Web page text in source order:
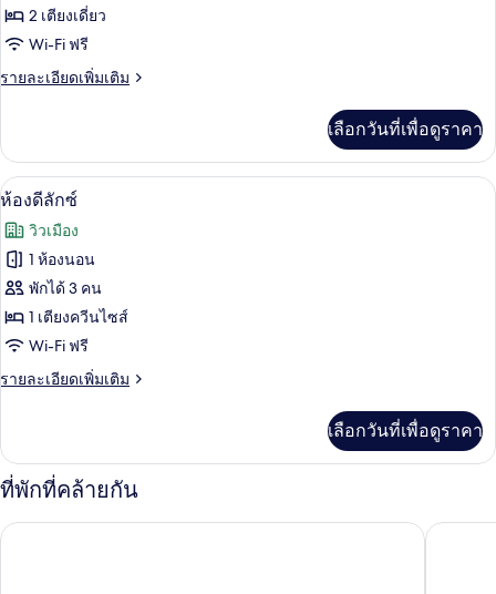
น
ของ
ห้อง
ดี
ซ์
ทวิน
2 เตียงเดี่ยว
Wi-Fi ฟรี
รายละเอียดเพิ่มเติม
ราย
เกี่ยว
กับ
ห้อง
ลัก
ซ์
ทวิ
น
เลือกวันที่เพื่อดูราคา
เปิด
ภาพถ่าย
ทั้งหมด
ของ
ห้อง
ดี
ลัก
ห้องดีลักซ์ | เครื่องนอนป้องกันสารก่อ
5
ห้องดีลักซ์
วิวเมือง
1 ห้องนอน
พักได้ 3 คน
1 เตียงควีนไซส์
Wi-Fi ฟรี
รายละเอียดเพิ่มเติม
ราย
เกี่ยว
กับ
ห้อง
ลัก
เลือกวันที่เพื่อดูราคา
ที่พักที่คล้ายกัน
โรงแรม ทรี คอร์เนอร์ส อเวนิว โรงแรม